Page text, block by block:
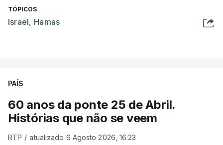
TÓPICOS
Israel, Hamas
PAÍS
60 anos da ponte 25 de Abril.
Histórias que não se veem
RTP / atualizado 6 Agosto 2026, 16:23